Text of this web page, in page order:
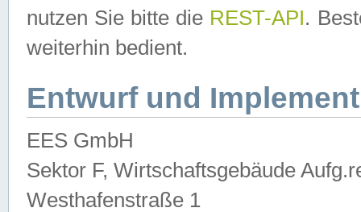
nutzen Sie bitte die REST-API.
weiterhin bedient.
Entwurf und
EES GmbH
Sektor F, Wirtschaftsgebäude
Westhafenstraße 1